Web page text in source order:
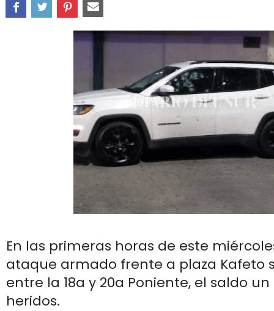
En las primeras horas de este
ataque armado frente a plaza Kafeto
entre la 18a y 20a Poniente, el saldo
heridos.